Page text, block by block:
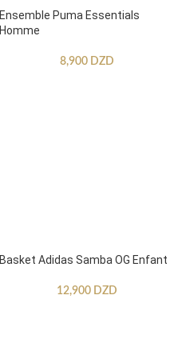
Ensemble Puma Essentials
Homme
8,900 DZD
Basket Adidas Samba OG Enfant
12,900 DZD